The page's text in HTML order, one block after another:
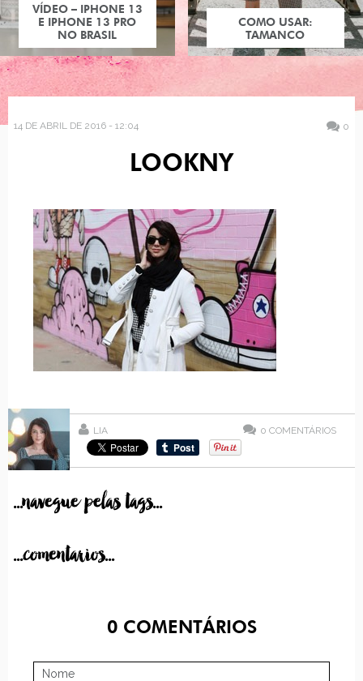
VÍDEO – IPHONE 13
E IPHONE 13 PRO
NO BRASIL
COMO USAR:
TAMANCO
14 DE ABRIL DE 2016 - 12:04 0
LOOKNY
LIA 0 COMENTÁRIOS
...navegue pelas tags...
...comentarios...
0COMENTÁRIOS